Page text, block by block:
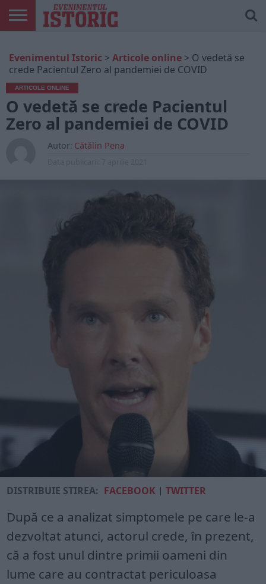
ONLINE
EDIȚII
TIPĂRITE
ISTORIC
PLAY
CONTUL
MEU
Evenimentul Istoric > Articole online > O vedetă se
crede Pacientul Zero al pandemiei de COVID
ARTICOLE ONLINE
O vedetă se crede Pacientul
Zero al pandemiei de COVID
Autor: Cătălin Pena
DISTRIBUIE ȘTIREA: FACEBOOK |TWITTER
După ce a analizat simptomele pe care le-a
dezvoltat atunci, actorul crede, în prezent,
că a fost unul dintre primii oameni din
lume care au contractat periculoasa